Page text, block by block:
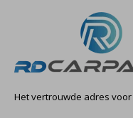
Het vertrouwde adres